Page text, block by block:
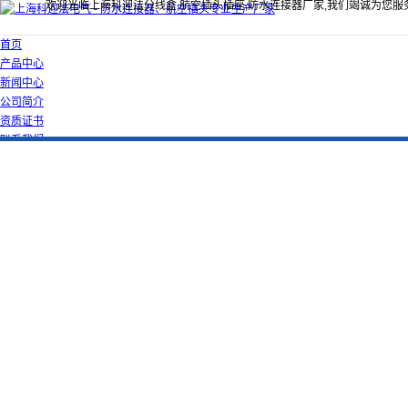
欢迎光临上海科迎法分线盒,航空插头插座,防水连接器厂家,我们竭诚为您服
首页
产品中心
新闻中心
公司简介
资质证书
联系我们